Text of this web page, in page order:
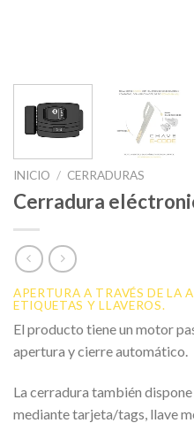
INICIO / CERRADURAS
Cerradura
APERTURA A TRAVÉS DE LA
ETIQUETAS Y LLAVEROS.
El producto tiene un motor
apertura y cierre automático.
La cerradura también
mediante tarjeta/tags, llave